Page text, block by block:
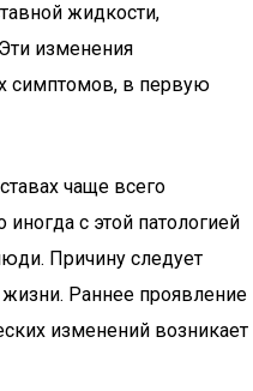
жидкости,
изменения
симптомов, в первую
чаще всего
с этой патологией
Причину следует
Раннее проявление
изменений возникает